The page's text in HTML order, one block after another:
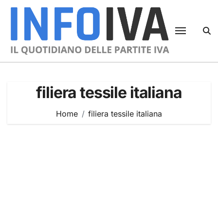
Skip
filiera tessile italiana
Home filiera tessile italiana